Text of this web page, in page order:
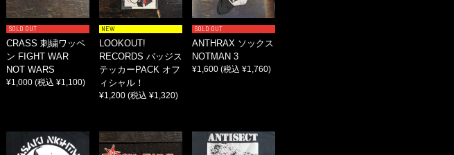
SOLD OUT
CRASS 刺繍ワッペ
ン FIGHT WAR
NOT WARS
¥1,000 (税込 ¥1,100)
NEW
LOOKOUT!
RECORDS バッジス
テッカーPACK オフ
ィシャル！
¥1,200 (税込 ¥1,320)
SOLD OUT
ANTHRAX ソックス
NOTMAN 3
¥1,600 (税込 ¥1,760)